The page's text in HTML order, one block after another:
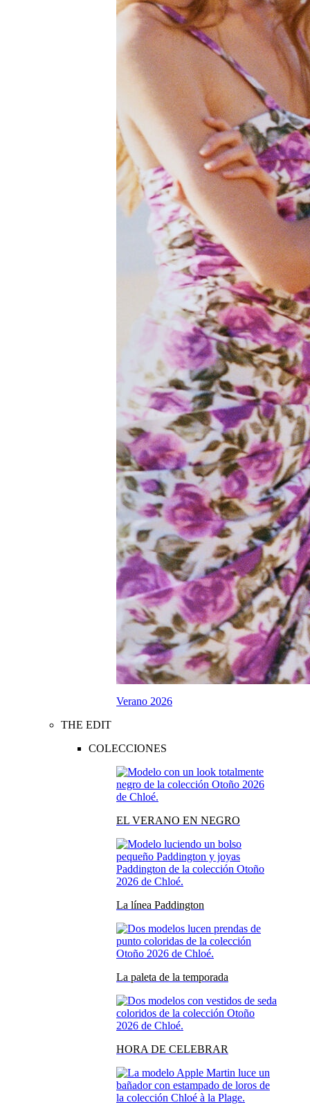
Verano 2026
THE EDIT
COLECCIONES
EL VERANO EN NEGRO
La línea Paddington
La paleta de la temporada
HORA DE CELEBRAR